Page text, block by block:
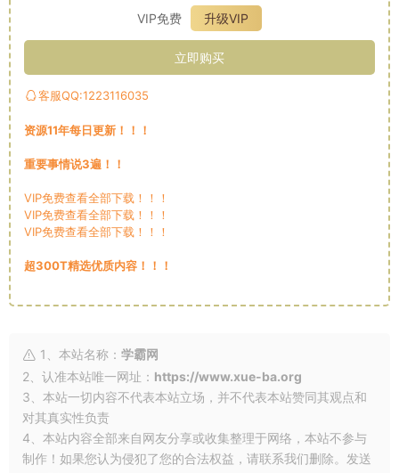
VIP免费 升级VIP
立即购买
客服QQ:1223116035
资源11年每日更新！！！
重要事情说3遍！！
VIP免费查看全部下载！！！
VIP免费查看全部下载！！！
VIP免费查看全部下载！！！
超300T精选优质内容！！！
1、本站名称： 学霸网
2、认准本站唯一网址： https://www.xue-ba.org
3、本站一切内容不代表本站立场，并不代表本站赞同其观点和
对其真实性负责
4、本站内容全部来自网友分享或收集整理于网络，本站不参与
制作！如果您认为侵犯了您的合法权益，请联系我们删除。发送